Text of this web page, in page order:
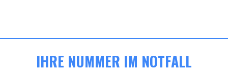
IHRE NUMMER IM NOTFALL